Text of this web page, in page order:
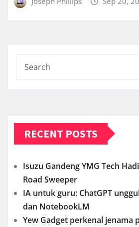
RECENT POSTS
Isuzu Gandeng YMG Tech
Road Sweeper
IA untuk guru: ChatGPT
dan NotebookLM
Yew Gadget perkenal jenama